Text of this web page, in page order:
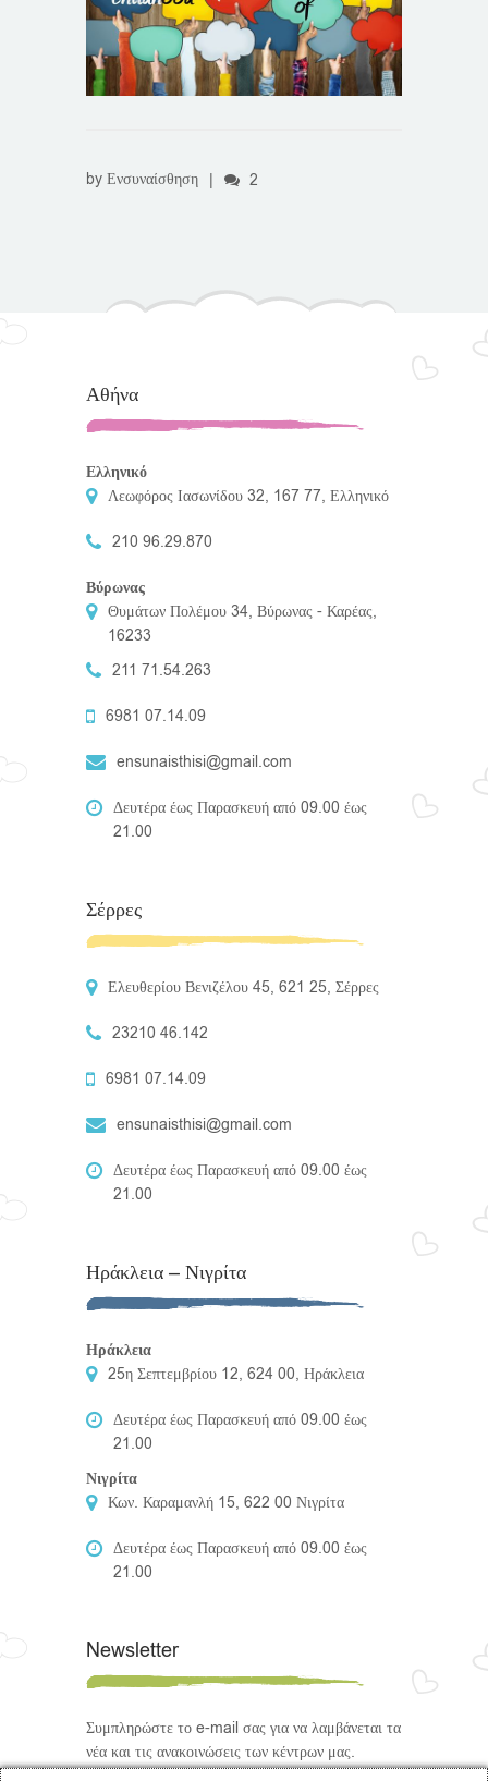
by Ενσυναίσθηση | 2
Αθήνα
Ελληνικό
Λεωφόρος Ιασωνίδου 32, 167 77, Ελληνικό
210 96.29.870
Βύρωνας
Θυμάτων Πολέμου 34, Βύρωνας - Καρέας,
16233
211 71.54.263
6981 07.14.09
ensunaisthisi@gmail.com
Δευτέρα έως Παρασκευή από 09.00 έως
21.00
Σέρρες
Ελευθερίου Βενιζέλου 45, 621 25, Σέρρες
23210 46.142
6981 07.14.09
ensunaisthisi@gmail.com
Δευτέρα έως Παρασκευή από 09.00 έως
21.00
Ηράκλεια – Νιγρίτα
Ηράκλεια
25η Σεπτεμβρίου 12, 624 00, Ηράκλεια
Δευτέρα έως Παρασκευή από 09.00 έως
21.00
Νιγρίτα
Κων. Καραμανλή 15, 622 00 Νιγρίτα
Δευτέρα έως Παρασκευή από 09.00 έως
21.00
Newsletter
Συμπληρώστε το e-mail σας για να λαμβάνεται τα
νέα και τις ανακοινώσεις των κέντρων μας.